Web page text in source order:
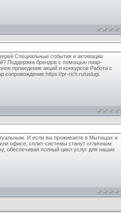
Специальные события и активации
Поддержка брендов с помощью пиар-
проведение акций и конкурсов Работа с
сопровождение https://pr-rich.ru/uslugi.
И если вы проживаете в Мытищах и
офисе, сплит-системы станут отличным
обеспечивая полный цикл услуг для наших